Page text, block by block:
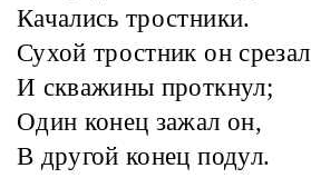
Качались тростники.
Сухой тростник он срезал
И скважины проткнул;
Один конец зажал он,
В другой конец подул.